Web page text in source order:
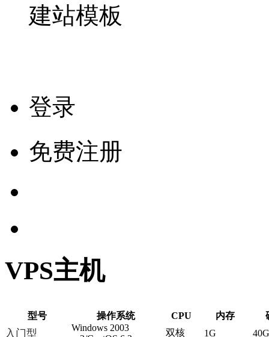
建站模板
登录
免费注册
VPS主机
型号 操作系统 CPU 内存
入门型
Windows 2003
双核 1G 40G